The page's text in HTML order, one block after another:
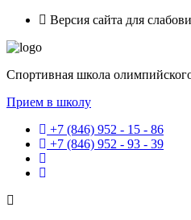
Версия сайта для
Спортивная школа
Прием в школу
+7 (846) 952 - 15 - 86
+7 (846) 952 - 93 - 39